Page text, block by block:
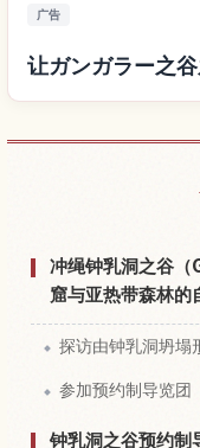
广告
让ガンガラー之
冲绳钟乳洞之谷
窟与亚热带森林的
探访由钟乳洞坍塌
参加预约制导览团
钟乳洞之谷预约制